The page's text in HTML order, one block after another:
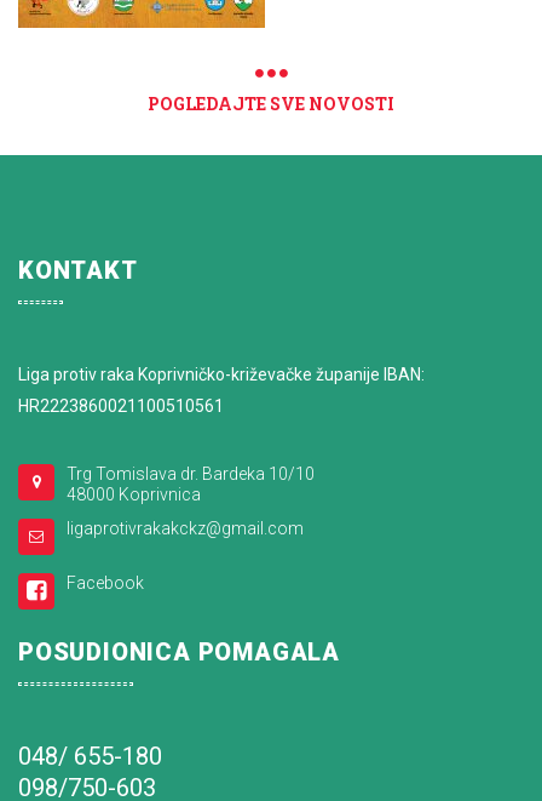
POGLEDAJTE SVE NOVOSTI
KONTAKT
Liga protiv raka Koprivničko-križevačke županije IBAN:
HR2223860021100510561
Trg Tomislava dr. Bardeka 10/10
48000 Koprivnica
ligaprotivrakakckz@gmail.com
Facebook
POSUDIONICA POMAGALA
048/ 655-180
098/750-603